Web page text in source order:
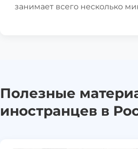
занимает всего несколько
Полезные
иностранцев в